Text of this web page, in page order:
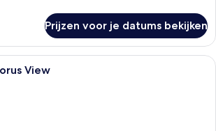
Prijzen voor je datums bekijken
Luxe beddengoed, een minibar, een
View